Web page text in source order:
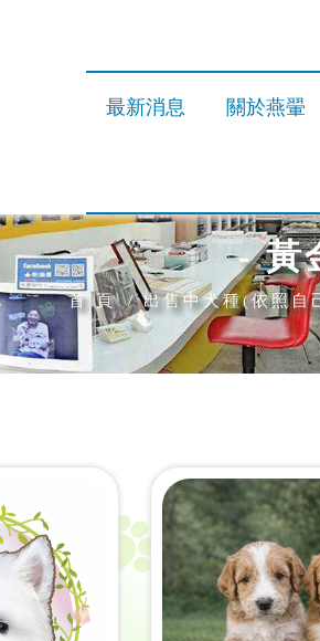
最新消息 關於燕翬
- 黃
首 頁 出售中犬種(依照自